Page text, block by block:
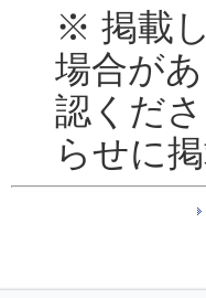
※ 掲載
場合が
認くだ
らせに